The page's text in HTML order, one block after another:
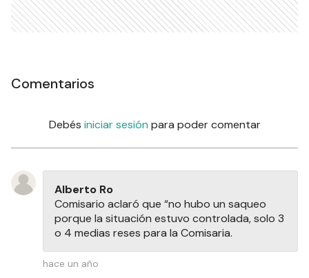
Comentarios
Debés iniciar sesión para poder comentar
Alberto Ro
Comisario aclaró que “no hubo un saqueo
porque la situación estuvo controlada, solo 3
o 4 medias reses para la Comisaria.
hace un año